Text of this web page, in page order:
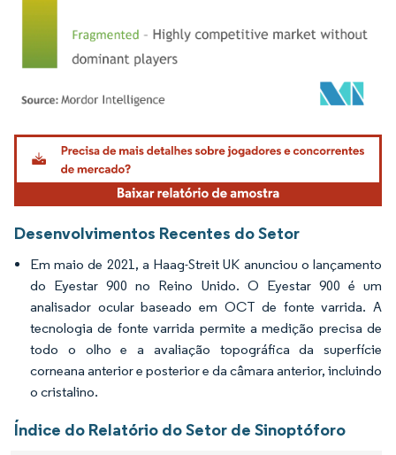
Imagem © Mordor Intelligence. O reuso requer atribuição conforme CC BY 4.0.
Desenvolvimentos Recentes do Setor
Em maio de 2021, a Haag-Streit UK anunciou o lançamento
do Eyestar 900 no Reino Unido. O Eyestar 900 é um
analisador ocular baseado em OCT de fonte varrida. A
tecnologia de fonte varrida permite a medição precisa de
todo o olho e a avaliação topográfica da superfície
corneana anterior e posterior e da câmara anterior, incluindo
o cristalino.
Índice do Relatório do Setor de Sinoptóforo